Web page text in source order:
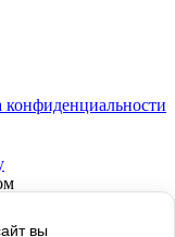
везде, КРОМЕ
текст!
вы